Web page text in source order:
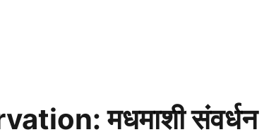
मधमाशी संवर्धन